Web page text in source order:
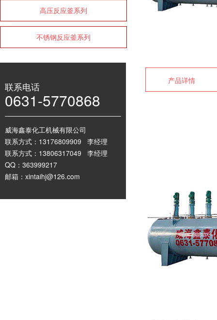
高压反应釜系列
不锈钢反应釜系列
联系电话
0631-5770868
威海鑫泰化工机械有限公司
联系方式：13176809909 李经理
联系方式：13806317049 李经理
QQ：363999217
邮箱：xintaihj@126.com
产品详情